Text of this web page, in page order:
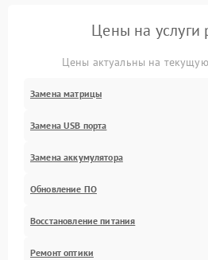
Цены на услуги
Цены актуальны на
Замена матрицы
Замена USB порта
Замена аккумулятора
Обновление ПО
Восстановление питания
Ремонт оптики